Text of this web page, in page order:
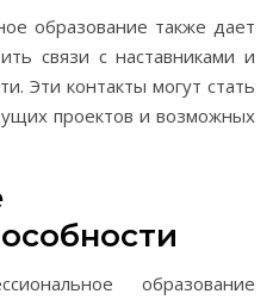
образование также дает
связи с наставниками и
Эти контакты могут стать
проектов и возможных
образование